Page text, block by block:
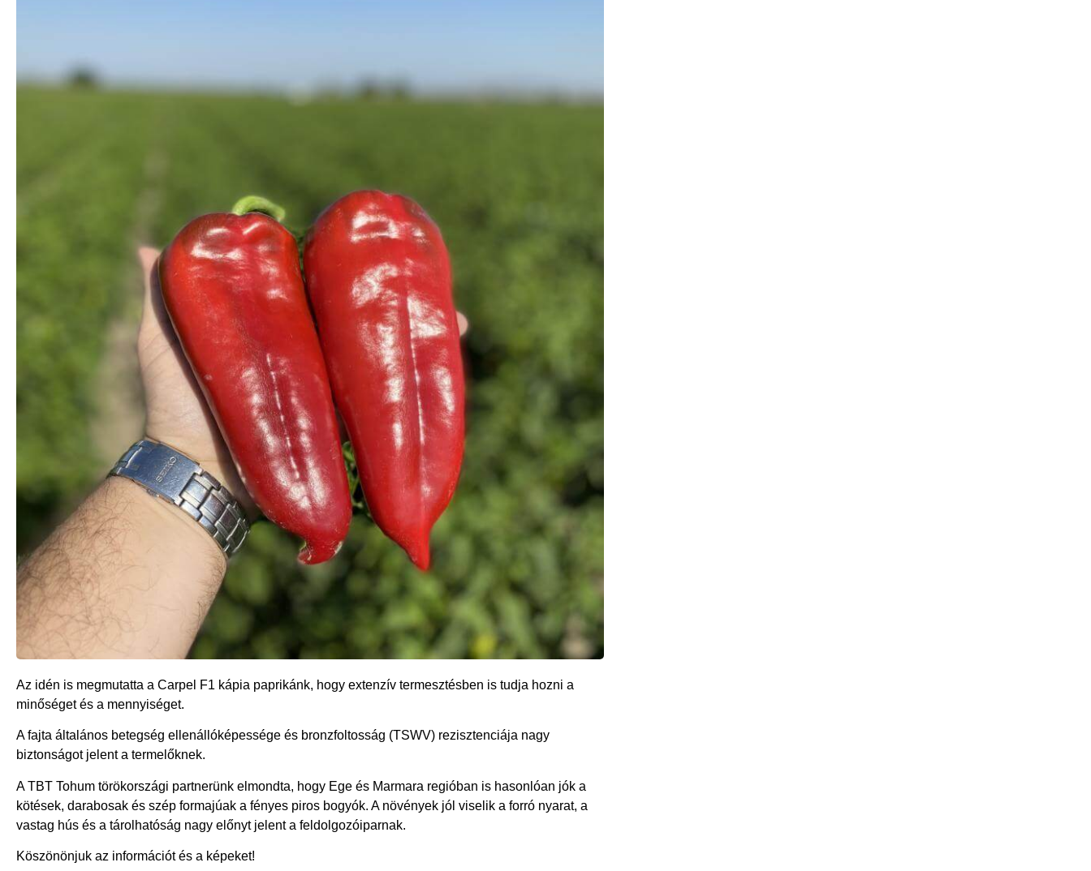
Az idén is megmutatta a Carpel F1 kápia paprikánk, hogy extenzív termesztésben is tudja hozni a
minőséget és a mennyiséget.
A fajta általános betegség ellenállóképessége és bronzfoltosság (TSWV) rezisztenciája nagy
biztonságot jelent a termelőknek.
A TBT Tohum törökországi partnerünk elmondta, hogy Ege és Marmara regióban is hasonlóan jók a
kötések, darabosak és szép formajúak a fényes piros bogyók. A növények jól viselik a forró nyarat, a
vastag hús és a tárolhatóság nagy előnyt jelent a feldolgozóiparnak.
Köszönönjuk az információt és a képeket!